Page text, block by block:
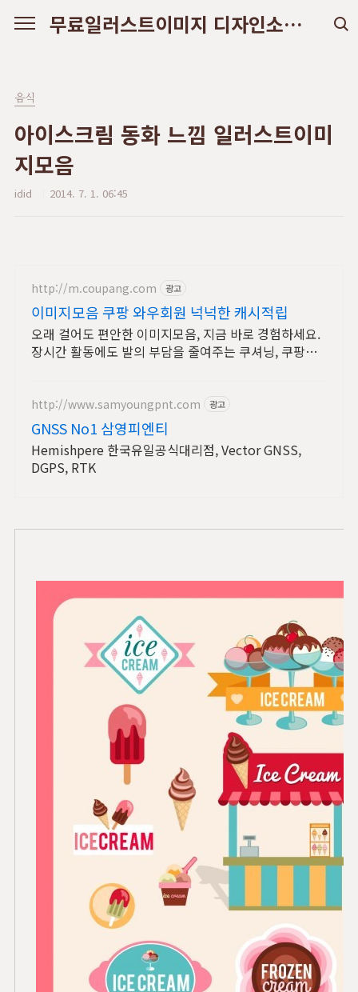
무료일러스트이미지 디자인소스 다운로드
음식
아이스크림 동화 느낌 일러스트이미
지모음
idid 2014. 7. 1. 06:45
http://m.coupang.com 광고
이미지모음 쿠팡 와우회원 넉넉한 캐시적립
오래 걸어도 편안한 이미지모음, 지금 바로 경험하세요.
장시간 활동에도 발의 부담을 줄여주는 쿠셔닝, 쿠팡에
http://www.samyoungpnt.com 광고
GNSS No1 삼영피엔티
Hemishpere 한국유일공식대리점, Vector GNSS,
DGPS, RTK